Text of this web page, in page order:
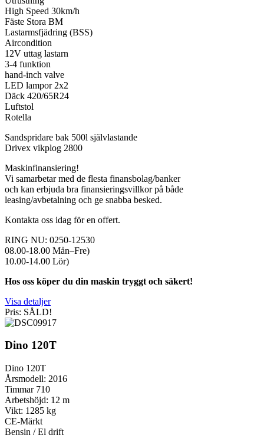
High Speed 30km/h
Fäste Stora BM
Lastarmsfjädring (BSS)
Aircondition
12V uttag lastarn
3-4 funktion
hand-inch valve
LED lampor 2x2
Däck 420/65R24
Luftstol
Rotella
Sandspridare bak 500l självlastande
Drivex vikplog 2800
Maskinfinansiering!
Vi samarbetar med de flesta finansbolag/banker
och kan erbjuda bra finansieringsvillkor på både
leasing/avbetalning och ge snabba besked.
Kontakta oss idag för en offert.
RING NU: 0250-12530
08.00-18.00 Mån–Fre)
10.00-14.00 Lör)
Hos oss köper du din maskin tryggt och säkert!
Visa detaljer
Pris: SÅLD!
Dino 120T
Dino 120T
Årsmodell: 2016
Timmar 710
Arbetshöjd: 12 m
Vikt: 1285 kg
CE-Märkt
Bensin / El drift